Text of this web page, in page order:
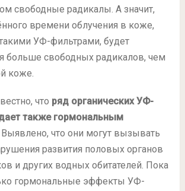
свободные радикалы. А значит,
времени облучения в коже,
УФ-фильтрами, будет
больше свободных радикалов, чем
коже.
что ряд органических УФ-
также гормональным
Выявлено, что они могут вызывать
развития половых органов
и других водных обитателей. Пока
гормональные эффекты УФ-